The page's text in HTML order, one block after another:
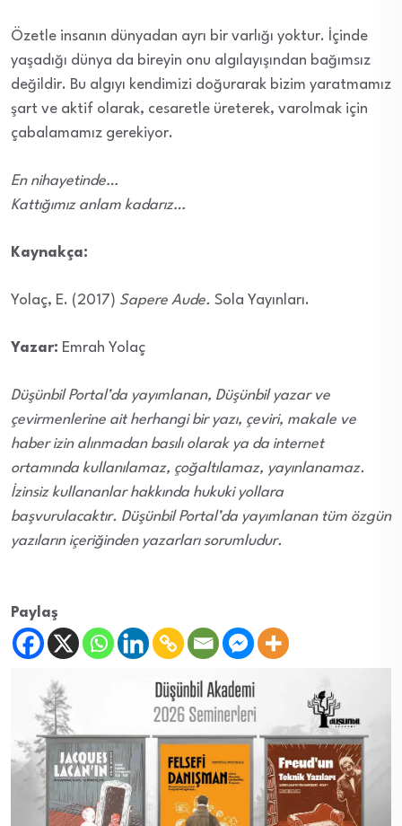
Özetle insanın dünyadan ayrı bir varlığı yoktur. İçinde
yaşadığı dünya da bireyin onu algılayışından bağımsız
değildir. Bu algıyı kendimizi doğurarak bizim yaratmamız
şart ve aktif olarak, cesaretle üreterek, varolmak için
çabalamamız gerekiyor.
En nihayetinde…
Kattığımız anlam kadarız…
Kaynakça:
Yolaç, E. (2017) Sapere Aude. Sola Yayınları.
Yazar: Emrah Yolaç
Düşünbil Portal’da yayımlanan, Düşünbil yazar ve
çevirmenlerine ait herhangi bir yazı, çeviri, makale ve
haber izin alınmadan basılı olarak ya da internet
ortamında kullanılamaz, çoğaltılamaz, yayınlanamaz.
İzinsiz kullananlar hakkında hukuki yollara
başvurulacaktır. Düşünbil Portal’da yayımlanan tüm özgün
yazıların içeriğinden yazarları sorumludur.
Paylaş